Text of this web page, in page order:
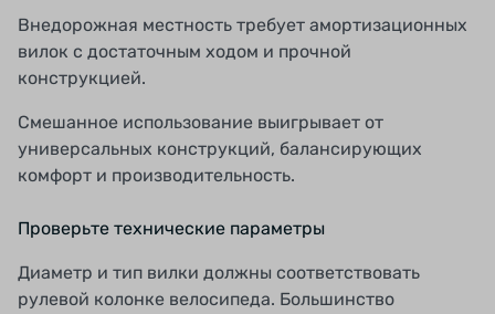
Внедорожная местность требует амортизационных
вилок с достаточным ходом и прочной
конструкцией.
Смешанное использование выигрывает от
универсальных конструкций, балансирующих
комфорт и производительность.
Проверьте технические параметры
Диаметр и тип вилки должны соответствовать
рулевой колонке велосипеда. Большинство